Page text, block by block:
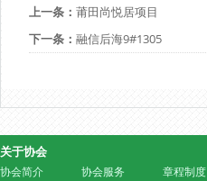
上一条： 莆田尚悦居项目
下一条： 融信后海9#1305
关于协会
协会简介 协会服务 章程制度